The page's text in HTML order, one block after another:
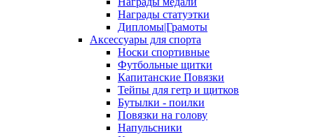
Награды статуэтки
Дипломы|Грамоты
Аксессуары для спорта
Носки спортивные
Футбольные щитки
Капитанские Повязки
Тейпы для гетр и щитков
Бутылки - поилки
Повязки на голову
Напульсники